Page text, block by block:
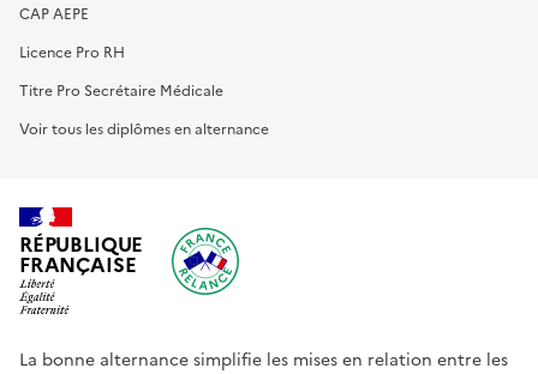
CAP AEPE
Licence Pro RH
Titre Pro Secrétaire Médicale
Voir tous les diplômes en alternance
RÉPUBLIQUE
FRANÇAISE
La bonne alternance simplifie les mises en relation entre les